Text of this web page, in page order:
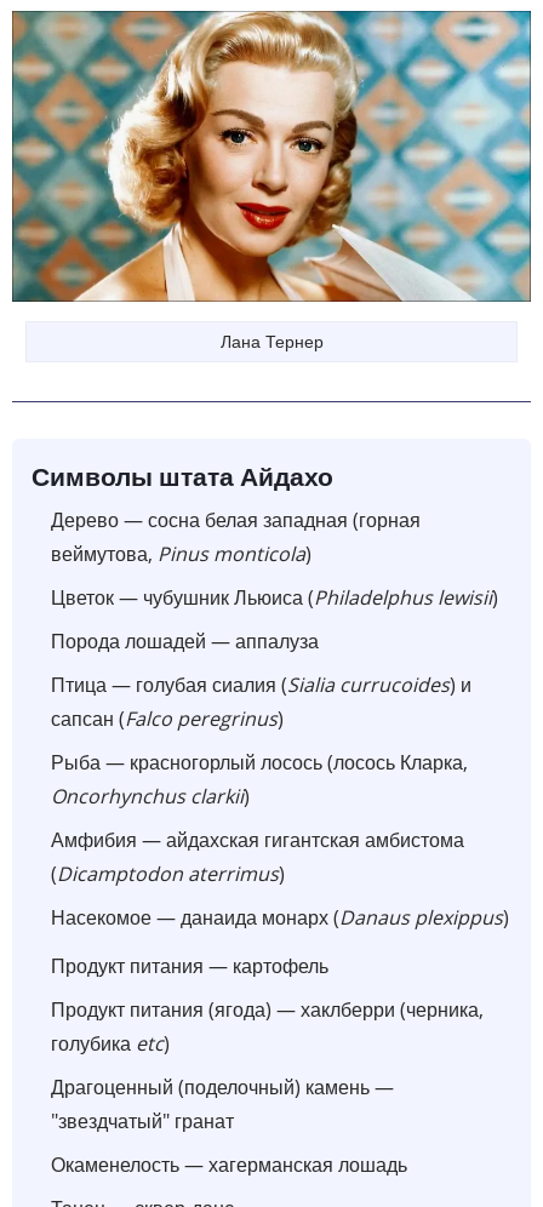
Лана Тернер
Символы штата Айдахо
Дерево — сосна белая западная (горная
веймутова, Pinus monticola)
Цветок — чубушник Льюиса (Philadelphus lewisii)
Порода лошадей — аппалуза
Птица — голубая сиалия (Sialia currucoides) и
сапсан (Falco peregrinus)
Рыба — красногорлый лосось (лосось Кларка,
Oncorhynchus clarkii)
Амфибия — айдахская гигантская амбистома
(Dicamptodon aterrimus)
Насекомое — данаида монарх (Danaus plexippus)
Продукт питания — картофель
Продукт питания (ягода) — хаклберри (черника,
голубика etc)
Драгоценный (поделочный) камень —
"звездчатый" гранат
Окаменелость — хагерманская лошадь